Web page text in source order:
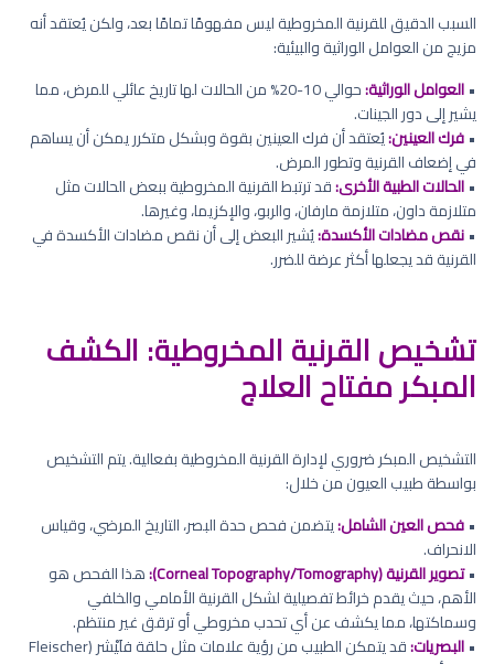
السبب الدقيق للقرنية المخروطية ليس مفهومًا تمامًا بعد، ولكن يُعتقد أنه
مزيج من العوامل الوراثية والبيئية:
•العوامل الوراثية:
حوالي 10-20% من الحالات لها تاريخ عائلي للمرض، مما
يشير إلى دور الجينات.
•فرك العينين:يُعتقد أن فرك العينين بقوة وبشكل متكرر يمكن أن يساهم
في إضعاف القرنية وتطور المرض.
•الحالات الطبية الأخرى:قد ترتبط القرنية المخروطية ببعض الحالات مثل
متلازمة داون، متلازمة مارفان، والربو، والإكزيما، وغيرها.
•نقص مضادات الأكسدة:يُشير البعض إلى أن نقص مضادات الأكسدة في
القرنية قد يجعلها أكثر عرضة للضرر.
تشخيص القرنية المخروطية: الكشف
المبكر مفتاح العلاج
التشخيص المبكر ضروري لإدارة القرنية المخروطية بفعالية. يتم التشخيص
بواسطة طبيب العيون من خلال:
•فحص العين الشامل:يتضمن فحص حدة البصر، التاريخ المرضي، وقياس
الانحراف.
•تصوير القرنية (Corneal Topography/Tomography):
هذا الفحص هو
الأهم، حيث يقدم خرائط تفصيلية لشكل القرنية الأمامي والخلفي
وسماكتها، مما يكشف عن أي تحدب مخروطي أو ترقق غير منتظم.
•البصريات:
قد يتمكن الطبيب من رؤية علامات مثل حلقة فلَيْشر (Fleischer